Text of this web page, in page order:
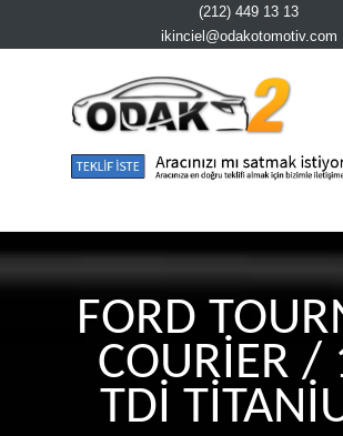
(212) 449 13 13
ikinciel@odakotomotiv.com
FORD
COURİER /
TDİ